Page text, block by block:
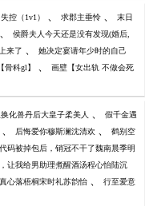
失控（1v1） 、 求郡主垂怜 、 末日
、 侯爵夫人今天还是没有发现(婚后,
来了 、 她决定宴请年少时的自己
骨科gl】 、 画壁【女出轨 不做会死
化兽丹后大皇子柔美人 、 假千金遇
、 后悔爱你穆斯澜沈清欢 、 鹤别空
代码被掉包后，销冠不干了魏南晨季明
让我给男助理煮醒酒汤程心怡陆沉
心落梧桐宋时礼苏韵怡 、 行至爱意